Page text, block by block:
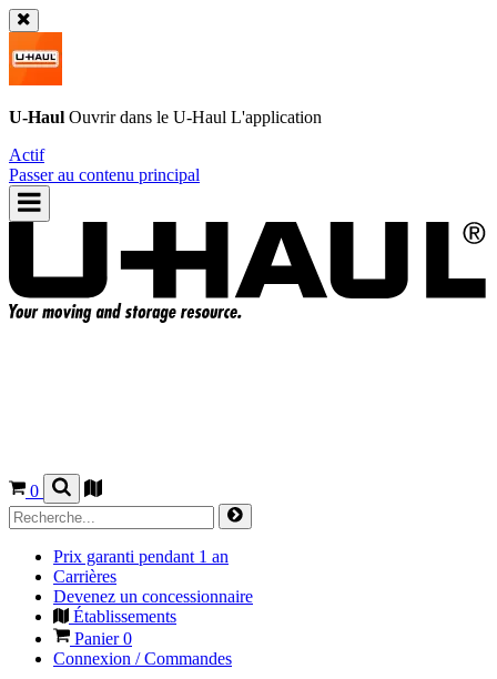
U-Haul Ouvrir dans le U-Haul L'application
Actif
Passer au contenu principal
0
Prix garanti pendant 1 an
Carrières
Devenez un concessionnaire
Établissements
Panier0
Connexion / Commandes